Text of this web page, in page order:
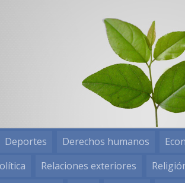
Deportes Derechos humanos
Relaciones exteriores